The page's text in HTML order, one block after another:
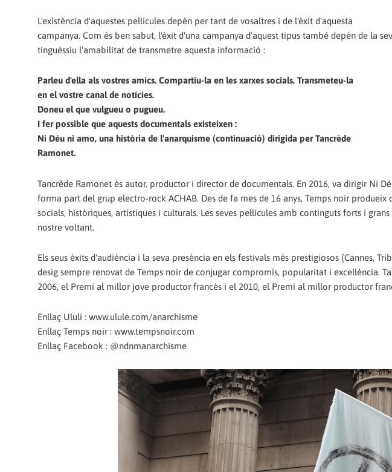
L'existència d'aquestes pel·lícules depèn per tant de vosaltres i de l'èxit d'aquesta
campanya. Com és ben sabut, l'èxit d'una campanya d'aquest tipus també depèn de la
tinguéssiu l'amabilitat de transmetre aquesta informació :
Parleu d'ella als vostres amics. Compartiu-la en les xarxes socials. Transmeteu-la
en el vostre canal de notícies.
Doneu el que vulgueu o pugueu.
I fer possible que aquests documentals existeixen :
Ni Déu ni amo, una història de l'anarquisme (continuació) dirigida per Tancrède
Ramonet.
Tancrède Ramonet és autor, productor i director de documentals. En 2016, va dirigir Ni
forma part del grup electro-rock ACHAB. Des de fa mes de 16 anys, Temps noir
socials, històriques, artístiques i culturals. Les seves pel·lícules amb continguts forts i
nostre voltant.
Els seus èxits d'audiència i la seva presència en els festivals més prestigiosos (Cannes,
desig sempre renovat de Temps noir de conjugar compromís, popularitat i excel·lència.
2006, el Premi al millor jove productor francès i el 2010, el Premi al millor productor
Enllaç Ululi : www.ulule.com/anarchisme
Enllaç Temps noir : www.tempsnoir.com
Enllaç Facebook : @ndnmanarchisme